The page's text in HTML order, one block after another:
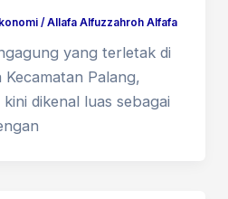
/Allafa Alfuzzahroh Alfafa
yang terletak di
Palang,
dikenal luas sebagai